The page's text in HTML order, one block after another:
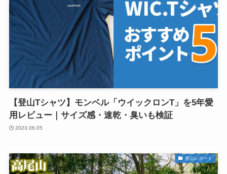
【登山Tシャツ】モンベル「ウイックロンT」を5年愛
用レビュー｜サイズ感・速乾・臭いも検証
2023.06.05
登山レポート